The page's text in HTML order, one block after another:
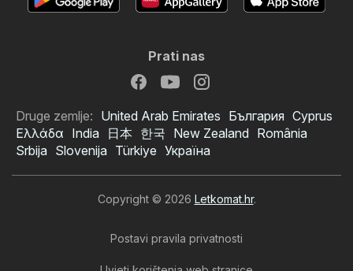
Prati nas
Druge zemlje: United Arab Emirates България Cyprus
Ελλάδα India 日本 한국 New Zealand România
Srbija Slovenija Türkiye Україна
Copyright © 2026 Letkomat.hr.
Postavi pravila privatnosti